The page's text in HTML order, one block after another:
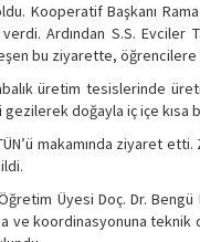
Kooperatif Başkanı
Ardından S.S. Evciler
bu ziyarette, öğrencilere
üretim tesislerinde
gezilerek doğayla iç içe
makamında ziyaret
Üyesi Doç. Dr. Bengü
ve koordinasyonuna